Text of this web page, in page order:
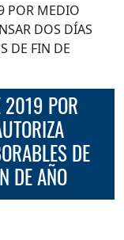
POR MEDIO
DOS DÍAS
DE FIN DE
DE
DE AÑO